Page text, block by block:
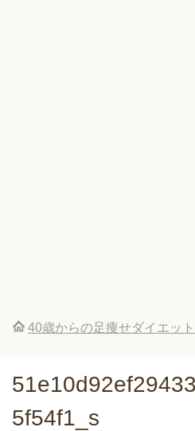
40歳からの足痩せダイエット
5f54f1_s